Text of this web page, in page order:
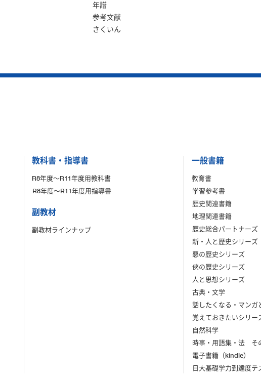
年譜
参考文献
さくいん
教科書・指導書
R8年度～R11年度用教科書
R8年度～R11年度用指導書
副教材
副教材ラインナップ
一般書籍
教育書
学習参考書
歴史関連書籍
地理関連書籍
歴史総合パートナーズ
新・人と歴史シリーズ
悪の歴史シリーズ
俠の歴史シリーズ
人と思想シリーズ
古典・文学
話したくなる・マンガ
覚えておきたいシリー
自然科学
時事・用語集・法 そ
電子書籍（kindle）
日大基礎学力到達度テ